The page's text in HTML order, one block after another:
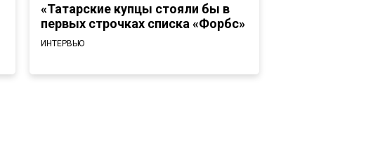
«Татарские купцы стояли бы в
первых строчках списка «Форбс»
ИНТЕРВЬЮ